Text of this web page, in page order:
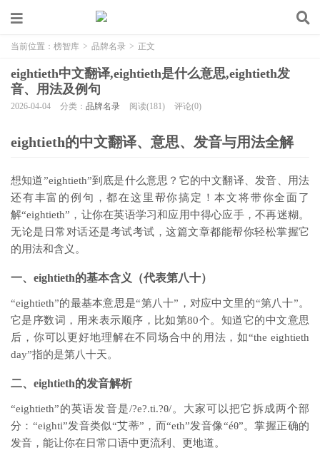
当前位置： 榜智库 > 品牌名录 > 正文
eightieth中文翻译,eightieth是什么意思,eightieth发
音、用法及例句
2026-04-04 分类： 品牌名录 阅读(181) 评论(0)
eightieth的中文翻译、意思、发音与用法全解
想知道”eightieth”到底是什么意思？它的中文翻译、发音、用法
还有丰富的例句，都在这里帮你搞定！本文将带你全面了
解“eightieth”，让你在英语学习和应用中得心应手，不再迷糊。
无论是日常对话还是考试考试，这篇文章都能帮你轻松掌握它
的用法和含义。
一、eightieth的基本含义（代表第八十）
“eightieth”的最基本意思是“第八十”，对应中文里的“第八十”。
它是序数词，用来表示顺序，比如第80个。知道它的中文意思
后，你可以更好地理解在不同场合中的用法，如“the eightieth
day”指的是第八十天。
二、eightieth的发音解析
“eightieth”的英语发音是/?e?.ti.?θ/。大家可以把它拆成两个部
分：“eighti”发音类似“艾蒂”，而“eth”发音像“éθ”。掌握正确的
发音，能让你在日常口语中更流利、更地道。